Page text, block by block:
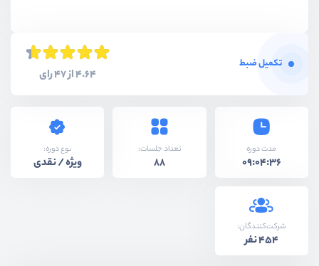
تکمیل ضبط
4.64 از 47 رای
مدت دوره
09:04:36
تعداد جلسات:
88
نوع دوره:
ویژه / نقدی
شرکت‌کنندگان:
454 نفر